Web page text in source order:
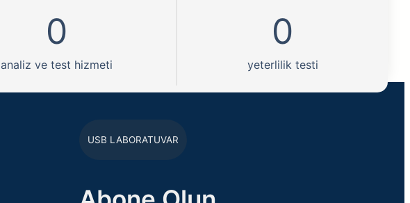
0
analiz ve test hizmeti
0
yeterlilik testi
USB LABORATUVAR